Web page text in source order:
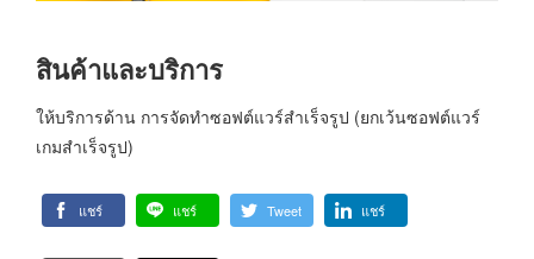
สินค้าและบริการ
ให้บริการด้าน การจัดทำซอฟต์แวร์สำเร็จรูป (ยกเว้นซอฟต์แวร์
เกมสำเร็จรูป)
แชร์ แชร์ Tweet แชร์